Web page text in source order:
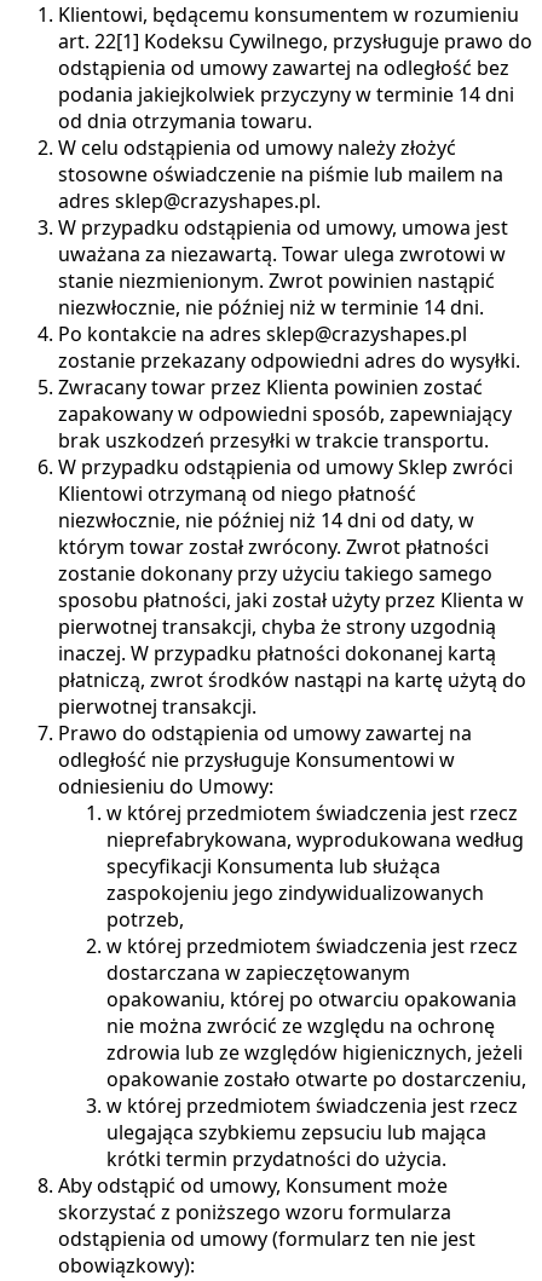
Klientowi, będącemu konsumentem w rozumieniu
art. 22[1] Kodeksu Cywilnego, przysługuje prawo do
odstąpienia od umowy zawartej na odległość bez
podania jakiejkolwiek przyczyny w terminie 14 dni
od dnia otrzymania towaru.
W celu odstąpienia od umowy należy złożyć
stosowne oświadczenie na piśmie lub mailem na
adres sklep@crazyshapes.pl.
W przypadku odstąpienia od umowy, umowa jest
uważana za niezawartą. Towar ulega zwrotowi w
stanie niezmienionym. Zwrot powinien nastąpić
niezwłocznie, nie później niż w terminie 14 dni.
Po kontakcie na adres sklep@crazyshapes.pl
zostanie przekazany odpowiedni adres do wysyłki.
Zwracany towar przez Klienta powinien zostać
zapakowany w odpowiedni sposób, zapewniający
brak uszkodzeń przesyłki w trakcie transportu.
W przypadku odstąpienia od umowy Sklep zwróci
Klientowi otrzymaną od niego płatność
niezwłocznie, nie później niż 14 dni od daty, w
którym towar został zwrócony. Zwrot płatności
zostanie dokonany przy użyciu takiego samego
sposobu płatności, jaki został użyty przez Klienta w
pierwotnej transakcji, chyba że strony uzgodnią
inaczej. W przypadku płatności dokonanej kartą
płatniczą, zwrot środków nastąpi na kartę użytą do
pierwotnej transakcji.
Prawo do odstąpienia od umowy zawartej na
odległość nie przysługuje Konsumentowi w
odniesieniu do Umowy:
w której przedmiotem świadczenia jest rzecz
nieprefabrykowana, wyprodukowana według
specyfikacji Konsumenta lub służąca
zaspokojeniu jego zindywidualizowanych
potrzeb,
w której przedmiotem świadczenia jest rzecz
dostarczana w zapieczętowanym
opakowaniu, której po otwarciu opakowania
nie można zwrócić ze względu na ochronę
zdrowia lub ze względów higienicznych, jeżeli
opakowanie zostało otwarte po dostarczeniu,
w której przedmiotem świadczenia jest rzecz
ulegająca szybkiemu zepsuciu lub mająca
krótki termin przydatności do użycia.
Aby odstąpić od umowy, Konsument może
skorzystać z poniższego wzoru formularza
odstąpienia od umowy (formularz ten nie jest
obowiązkowy):